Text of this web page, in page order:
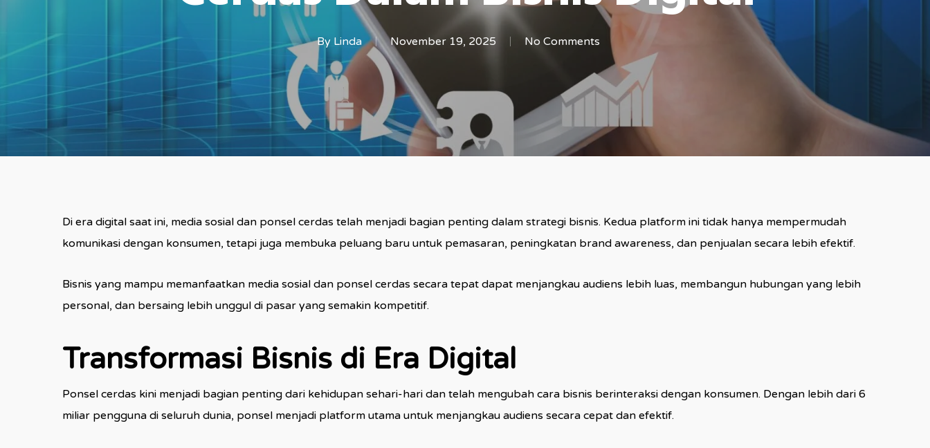
By Linda November 19, 2025 No Comments
Di era digital saat ini, media sosial dan ponsel cerdas telah menjadi bagian penting dalam strategi bisnis. Kedua platform ini tidak hanya mempermudah
komunikasi dengan konsumen, tetapi juga membuka peluang baru untuk pemasaran, peningkatan brand awareness, dan penjualan secara lebih efektif.
Bisnis yang mampu memanfaatkan media sosial dan ponsel cerdas secara tepat dapat menjangkau audiens lebih luas, membangun hubungan yang lebih
personal, dan bersaing lebih unggul di pasar yang semakin kompetitif.
Transformasi Bisnis di Era Digital
Ponsel cerdas kini menjadi bagian penting dari kehidupan sehari-hari dan telah mengubah cara bisnis berinteraksi dengan konsumen. Dengan lebih dari 6
miliar pengguna di seluruh dunia, ponsel menjadi platform utama untuk menjangkau audiens secara cepat dan efektif.